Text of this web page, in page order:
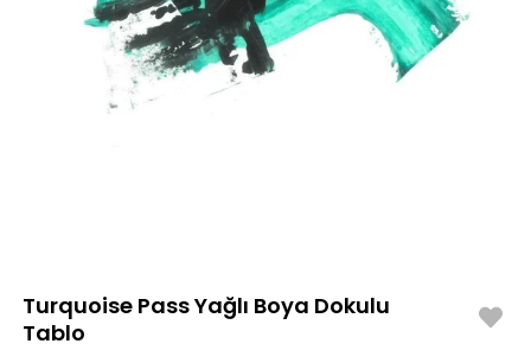
Turquoise Pass Yağlı Boya Dokulu
Tablo